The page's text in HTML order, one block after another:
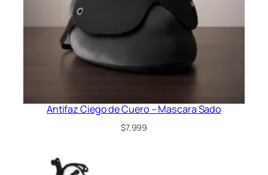
Antifaz Ciego de Cuero – Mascara Sado
$7,999